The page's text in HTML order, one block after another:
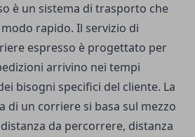
è un sistema di trasporto che
rapido. Il servizio di
espresso è progettato per
arrivino nei tempi
bisogni specifici del cliente. La
di un corriere si basa sul mezzo
da percorrere, distanza